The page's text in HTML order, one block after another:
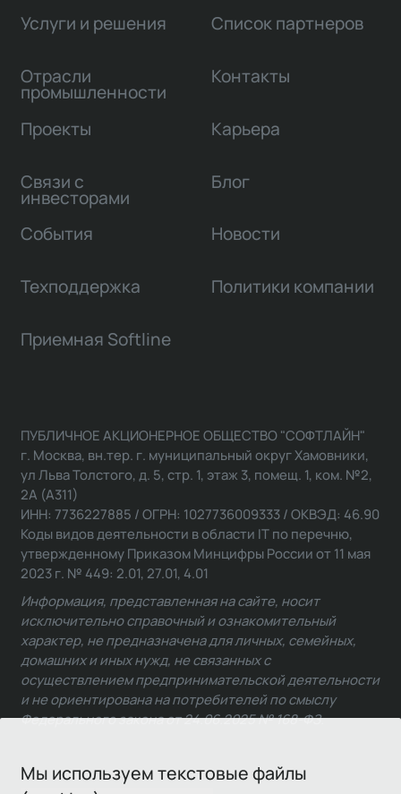
Мы используем текстовые файлы
Услуги и решения
Отрасли
промышленности
Проекты
Связи с
инвесторами
Список партнеров
Контакты
Карьера
Блог
События Новости
Техподдержка Политики компании
Приемная Softline
ПУБЛИЧНОЕ АКЦИОНЕРНОЕ ОБЩЕСТВО "СОФТЛАЙН"
г. Москва, вн.тер. г. муниципальный округ Хамовники,
ул Льва Толстого, д. 5, стр. 1, этаж 3, помещ. 1, ком. №2,
2А (А311)
ИНН: 7736227885 / ОГРН: 1027736009333 / ОКВЭД: 46.90
Коды видов деятельности в области IT по перечню,
утвержденному Приказом Минцифры России от 11 мая
2023 г. № 449: 2.01, 27.01, 4.01
Информация, представленная на сайте, носит
исключительно справочный и ознакомительный
характер, не предназначена для личных, семейных,
домашних и иных нужд, не связанных с
осуществлением предпринимательской деятельности
и не ориентирована на потребителей по смыслу
Федерального закона от 24.06.2025 № 168-ФЗ.